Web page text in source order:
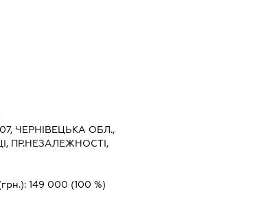
ЧЕРНІВЕЦЬКА ОБЛ.,
ПР.НЕЗАЛЕЖНОСТІ,
149 000 (100 %)